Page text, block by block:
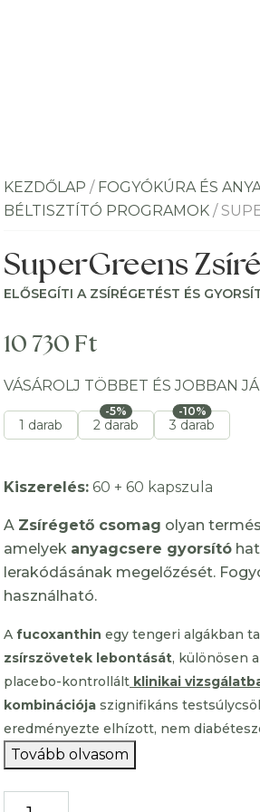
KEZDŐLAP / FOGYÓKÚRA ÉS
BÉLTISZTÍTÓ PROGRAMOK /
SuperGreens
ELŐSEGÍTI A ZSÍRÉGETÉST ÉS
10 730 Ft
VÁSÁROLJ TÖBBET ÉS JOBBAN
1 darab 2 darab
-5%
3 darab
-10%
Kiszerelés: 60 + 60 kapszula
A Zsírégető csomag olyan
amelyek anyagcsere gyorsító
lerakódásának megelőzését.
használható.
A fucoxanthin egy tengeri algákban
zsírszövetek lebontását, különösen
placebo-kontrollált klinikai
kombinációja szignifikáns
eredményezte elhízott, nem
Tovább olvasom